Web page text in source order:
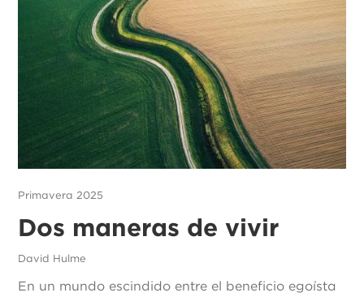
Primavera 2025
Dos maneras de vivir
David Hulme
En un mundo escindido entre el beneficio egoísta